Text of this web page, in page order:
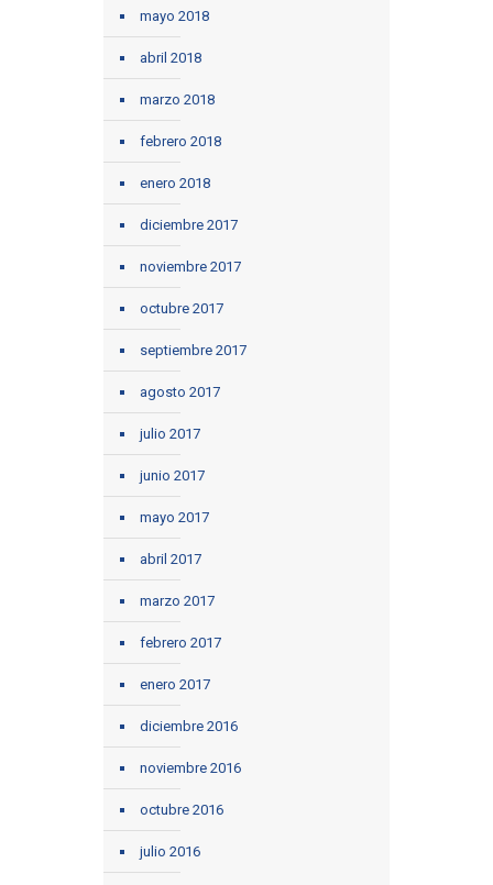
mayo 2018
abril 2018
marzo 2018
febrero 2018
enero 2018
diciembre 2017
noviembre 2017
octubre 2017
septiembre 2017
agosto 2017
julio 2017
junio 2017
mayo 2017
abril 2017
marzo 2017
febrero 2017
enero 2017
diciembre 2016
noviembre 2016
octubre 2016
julio 2016